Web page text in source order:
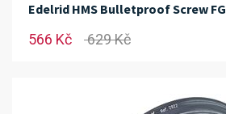
Edelrid HMS Bulletproof Screw FG
566 Kč 629 Kč